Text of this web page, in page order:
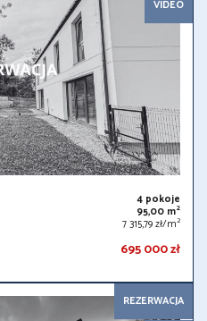
VIDEO
4 pokoje
95,00 m2
7 315,79 zł/m2
695 000 zł
REZERWACJA